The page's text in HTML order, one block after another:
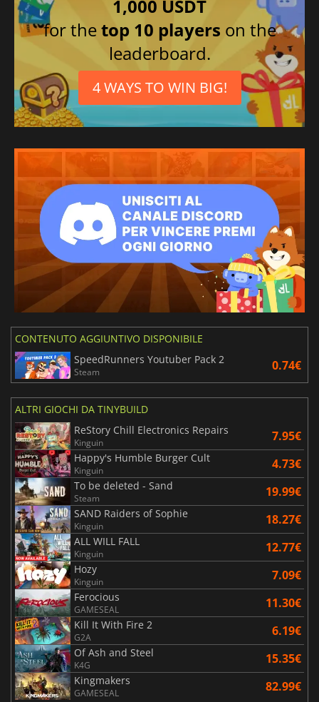
1,000 USDT
for thetop 10 players on the
leaderboard.
4 WAYS TO WIN BIG!
CONTENUTO AGGIUNTIVO DISPONIBILE
SpeedRunners Youtuber Pack 2
Steam 0.74€
ALTRI GIOCHI DA TINYBUILD
ReStory Chill Electronics Repairs
Kinguin 7.95€
Happy's Humble Burger Cult
Kinguin 4.73€
To be deleted - Sand
Steam 19.99€
SAND Raiders of Sophie
Kinguin 18.27€
ALL WILL FALL
Kinguin 12.77€
Hozy
Kinguin 7.09€
Ferocious
GAMESEAL 11.30€
Kill It With Fire 2
G2A 6.19€
Of Ash and Steel
K4G 15.35€
Kingmakers
GAMESEAL 82.99€